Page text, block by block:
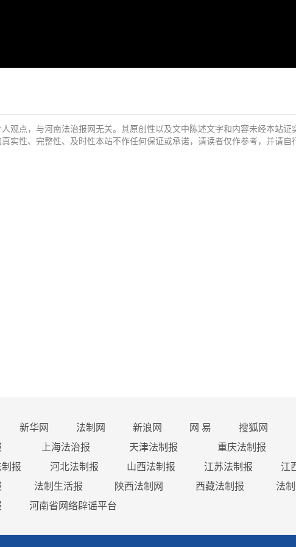
观点，与河南法治报网无关。其原创性以及文中陈述文字和内容未经本站证
实性、完整性、及时性本站不作任何保证或承诺，请读者仅作参考，并请自
新华网 法制网 新浪网 网 易 搜狐网
上海法治报 天津法制报 重庆法制报
报
河北法制报 山西法制报 江苏法制报 江
法制生活报 陕西法制网 西藏法制报 法
河南省网络辟谣平台